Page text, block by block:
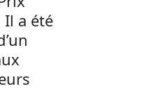
Il a été